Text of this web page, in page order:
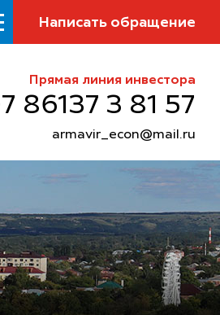
Написать обращение
Прямая линия инвестора
86137 3 81 57
armavir_econ@mail.ru